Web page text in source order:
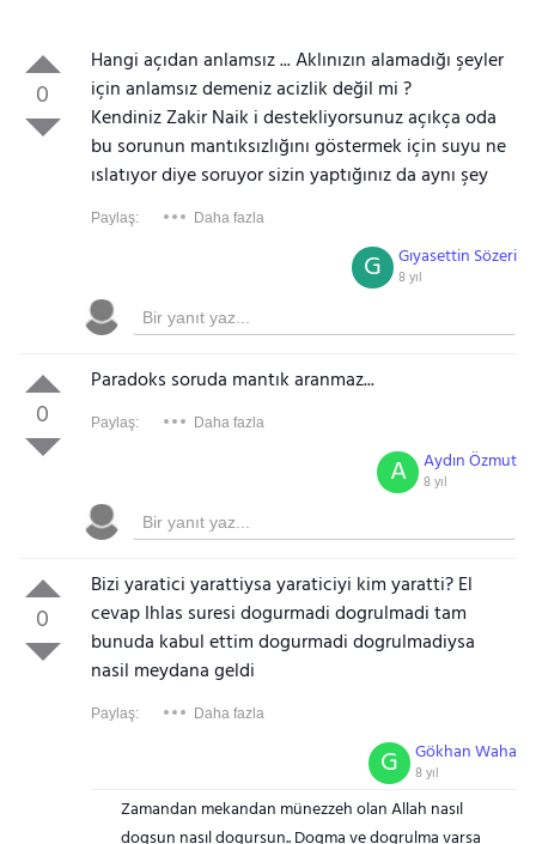
0
Hangi açıdan anlamsız ... Aklınızın alamadığı şeyler
için anlamsız demeniz acizlik değil mi ?
Kendiniz Zakir Naik i destekliyorsunuz açıkça oda
bu sorunun mantıksızlığını göstermek için suyu ne
ıslatıyor diye soruyor sizin yaptığınız da aynı şey
Paylaş: Daha fazla
Gıyasettin Sözeri
8 yıl
G
0
Paradoks soruda mantık aranmaz...
Paylaş: Daha fazla
Aydın Özmut
8 yıl
A
0
Bizi yaratici yarattiysa yaraticiyi kim yaratti? El
cevap Ihlas suresi dogurmadi dogrulmadi tam
bunuda kabul ettim dogurmadi dogrulmadiysa
nasil meydana geldi
Paylaş: Daha fazla
Gökhan Waha
8 yıl
G
Zamandan mekandan münezzeh olan Allah nasıl